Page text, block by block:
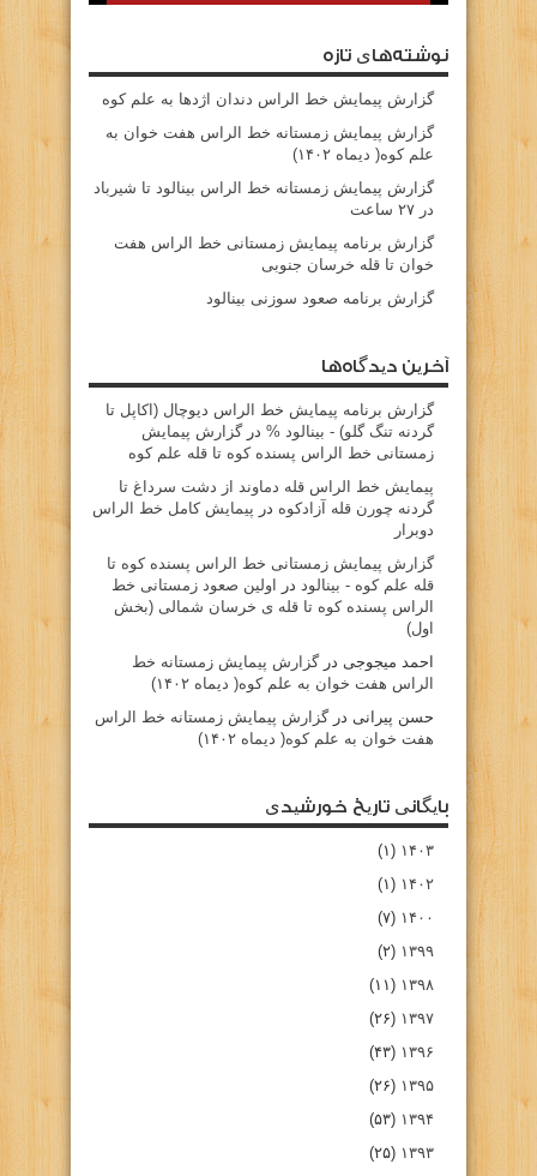
نوشته‌های تازه
گزارش پیمایش خط الراس دندان اژدها به علم کوه
گزارش پیمایش زمستانه خط الراس هفت خوان به
علم کوه( دیماه ۱۴۰۲)
گزارش پیمایش زمستانه خط الراس بینالود تا شیرباد
در ۲۷ ساعت
گزارش برنامه پیمایش زمستانی خط الراس هفت
خوان تا قله خرسان جنوبی
گزارش برنامه صعود سوزنی بینالود
آخرین دیدگاه‌ها
گزارش برنامه پيمايش خط الراس ديوچال (اكاپل تا
گردنه تنگ گلو) - بينالود % درگزارش پیمایش
زمستانی خط الراس پسنده کوه تا قله علم کوه
پيمايش خط الراس قله دماوند از دشت سرداغ تا
گردنه چورن قله آزادكوه در پیمایش کامل خط الراس
دوبرار
گزارش پیمایش زمستانی خط الراس پسنده کوه تا
قله علم کوه - بينالود در
اولین صعود زمستانی خط
الراس پسنده کوه تا قله ی خرسان شمالی (بخش
اول)
احمد میجوجی درگزارش پیمایش زمستانه خط
الراس هفت خوان به علم کوه( دیماه ۱۴۰۲)
حسن پیرانی درگزارش پیمایش زمستانه خط الراس
هفت خوان به علم کوه( دیماه ۱۴۰۲)
بایگانی تاریخ خورشیدی
۱۴۰۳ (۱)
۱۴۰۲ (۱)
۱۴۰۰ (۷)
۱۳۹۹ (۲)
۱۳۹۸ (۱۱)
۱۳۹۷ (۲۶)
۱۳۹۶ (۴۳)
۱۳۹۵ (۲۶)
۱۳۹۴ (۵۳)
۱۳۹۳ (۲۵)